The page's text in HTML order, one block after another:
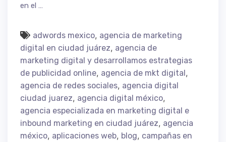
en el …
adwords mexico, agencia de marketing
digital en ciudad juárez, agencia de
marketing digital y desarrollamos estrategias
de publicidad online, agencia de mkt digital,
agencia de redes sociales, agencia digital
ciudad juarez, agencia digital méxico,
agencia especializada en marketing digital e
inbound marketing en ciudad juárez, agencia
méxico, aplicaciones web, blog, campañas en